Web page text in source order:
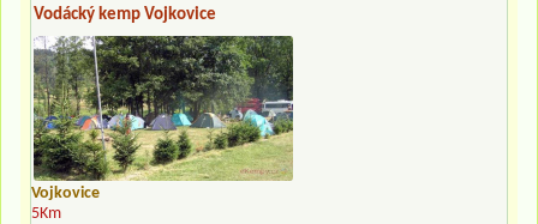
Vodácký kemp Vojkovice
Vojkovice
5Km